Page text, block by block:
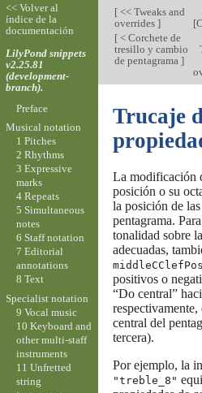
[<< Tweaks and
overrides ]
[
[< Corchete de
tresillo y cambio
de pentagrama ]
Trucaje
La modificación
posición o su
la posición de
pentagrama.
tonalidad sobre
adecuadas,
positivos o
“Do central”
central del
tercera).
Por ejemplo, la
"treble_8"
<< Volver al
índice de la
documentación
LilyPond snippets
v2.25.81
(development-
branch).
Preface
Musical notation
1 Pitches
2 Rhythms
3 Expressive
marks
4 Repeats
5 Simultaneous
notes
6 Staff notation
7 Editorial
annotations
8 Text
Specialist notation
9 Vocal music
10 Keyboard and
other multi-staff
instruments
11 Unfretted
string